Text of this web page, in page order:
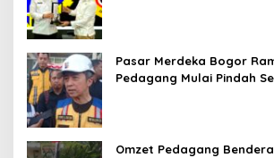
Pasar Merdeka Bogor
Pedagang Mulai Pindah
Omzet Pedagang